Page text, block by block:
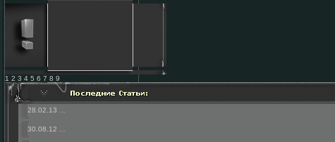
1 2 3 4 5 6 7 8 9
28.02.13
30.08.12